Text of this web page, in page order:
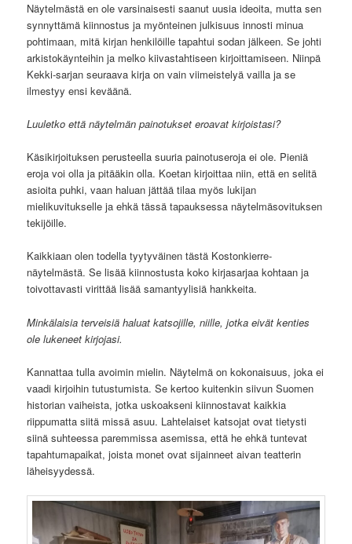
Näytelmästä en ole varsinaisesti saanut uusia ideoita, mutta sen
synnyttämä kiinnostus ja myönteinen julkisuus innosti minua
pohtimaan, mitä kirjan henkilöille tapahtui sodan jälkeen. Se johti
arkistokäynteihin ja melko kiivastahtiseen kirjoittamiseen. Niinpä
Kekki-sarjan seuraava kirja on vain viimeistelyä vailla ja se
ilmestyy ensi keväänä.
Luuletko että näytelmän painotukset eroavat kirjoistasi?
Käsikirjoituksen perusteella suuria painotuseroja ei ole. Pieniä
eroja voi olla ja pitääkin olla. Koetan kirjoittaa niin, että en selitä
asioita puhki, vaan haluan jättää tilaa myös lukijan
mielikuvitukselle ja ehkä tässä tapauksessa näytelmäsovituksen
tekijöille.
Kaikkiaan olen todella tyytyväinen tästä Kostonkierre-
näytelmästä. Se lisää kiinnostusta koko kirjasarjaa kohtaan ja
toivottavasti virittää lisää samantyylisiä hankkeita.
Minkälaisia terveisiä haluat katsojille, niille, jotka eivät kenties
ole lukeneet kirjojasi.
Kannattaa tulla avoimin mielin. Näytelmä on kokonaisuus, joka ei
vaadi kirjoihin tutustumista. Se kertoo kuitenkin siivun Suomen
historian vaiheista, jotka uskoakseni kiinnostavat kaikkia
riippumatta siitä missä asuu. Lahtelaiset katsojat ovat tietysti
siinä suhteessa paremmissa asemissa, että he ehkä tuntevat
tapahtumapaikat, joista monet ovat sijainneet aivan teatterin
läheisyydessä.